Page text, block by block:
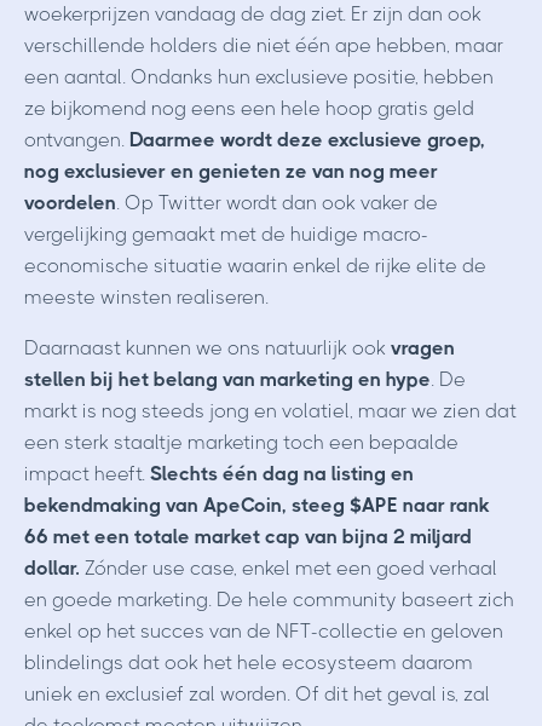
woekerprijzen vandaag de dag ziet. Er zijn dan ook
verschillende holders die niet één ape hebben, maar
een aantal. Ondanks hun exclusieve positie, hebben
ze bijkomend nog eens een hele hoop gratis geld
ontvangen. Daarmee wordt deze exclusieve groep,
nog exclusiever en genieten ze van nog meer
voordelen . Op Twitter wordt dan ook vaker de
vergelijking gemaakt met de huidige macro-
economische situatie waarin enkel de rijke elite de
meeste winsten realiseren.
Daarnaast kunnen we ons natuurlijk ook vragen
stellen bij het belang van marketing en hype . De
markt is nog steeds jong en volatiel, maar we zien dat
een sterk staaltje marketing toch een bepaalde
impact heeft. Slechts één dag na listing en
bekendmaking van ApeCoin, steeg $APE naar rank
66 met een totale market cap van bijna 2 miljard
dollar. Zónder use case, enkel met een goed verhaal
en goede marketing. De hele community baseert zich
enkel op het succes van de NFT-collectie en geloven
blindelings dat ook het hele ecosysteem daarom
uniek en exclusief zal worden. Of dit het geval is, zal